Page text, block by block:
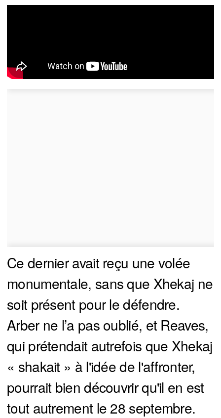
Ce dernier avait reçu une volée
monumentale, sans que Xhekaj ne
soit présent pour le défendre.
Arber ne l’a pas oublié, et Reaves,
qui prétendait autrefois que Xhekaj
« shakait » à l'idée de l'affronter,
pourrait bien découvrir qu'il en est
tout autrement le 28 septembre.